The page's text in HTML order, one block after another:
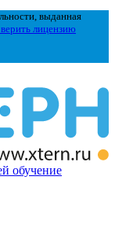
выданная
лицензию
обучение